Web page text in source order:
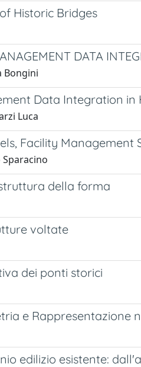
Historic Bridges
DATA
Bongini
Data Integration in
Luca
Facility Management
della forma
voltate
dei ponti storici
e Rappresentazione
edilizio esistente: